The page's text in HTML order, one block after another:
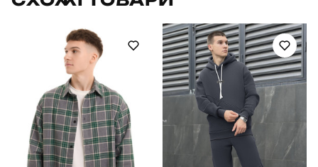
джемпер
Призначення для повсякденного носіння
Стать чоловічий
Стиль повсякденний